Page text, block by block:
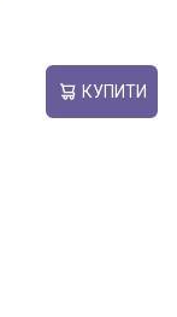
КУПИТИ